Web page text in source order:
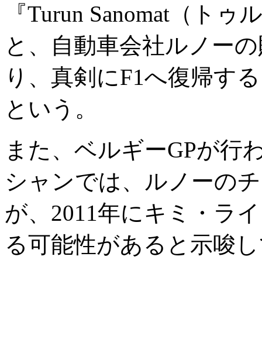
『Turun Sanomat（ト
と、自動車会社ルノー
り、真剣にF1へ復帰す
という。
また、ベルギーGPが行
シャンでは、ルノーの
が、2011年にキミ・ラ
る可能性があると示唆